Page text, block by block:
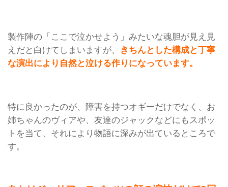
製作陣の「ここで泣かせよう」みたいな魂胆が見え見
えだと白けてしまいますが、 きちんとした構成と丁寧
な演出により自然と泣ける作りになっています。
特に良かったのが、障害を持つオギーだけでなく、お
姉ちゃんのヴィアや、友達のジャックなどにもスポッ
トを当て、それにより物語に深みが出ているところで
す。